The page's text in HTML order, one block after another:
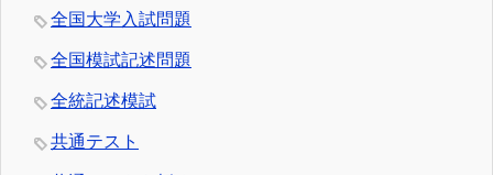
全国大学入試問題
全国模試記述問題
全統記述模試
共通テスト